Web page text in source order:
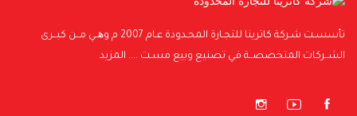
تأسسـت شـركة كاترينا للتجـارة المحـدودة عـام 2007 م وھــي مــن كبــرى
الشــركات المتخصصــة فـي تصنيع وبيع مسـت .... المزيد